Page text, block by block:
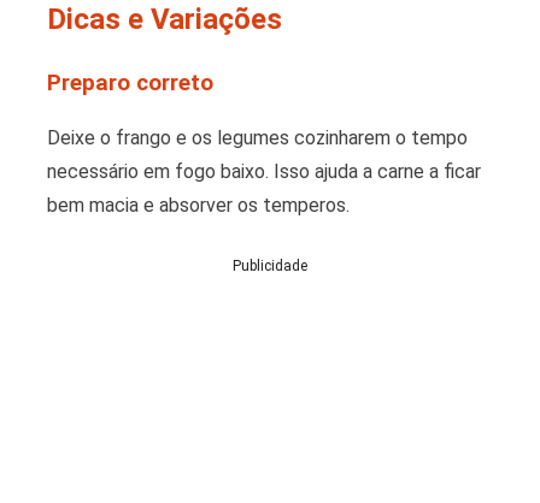
Dicas e Variações
Preparo correto
Deixe o frango e os legumes cozinharem o tempo
necessário em fogo baixo. Isso ajuda a carne a ficar
bem macia e absorver os temperos.
Publicidade